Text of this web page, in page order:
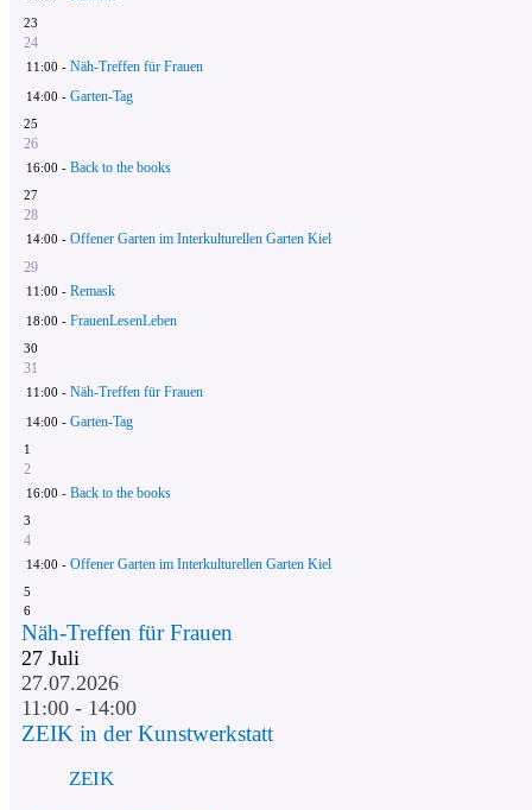
23
24
11:00 - Näh-Treffen für Frauen
14:00 - Garten-Tag
25
26
16:00 - Back to the books
27
28
14:00 - Offener Garten im Interkulturellen Garten Kiel
29
11:00 - Remask
18:00 - FrauenLesenLeben
30
31
11:00 - Näh-Treffen für Frauen
14:00 - Garten-Tag
1
2
16:00 - Back to the books
3
4
14:00 - Offener Garten im Interkulturellen Garten Kiel
5
6
Näh-Treffen für Frauen
27 Juli
27.07.2026
11:00 - 14:00
ZEIK in der Kunstwerkstatt
ZEIK